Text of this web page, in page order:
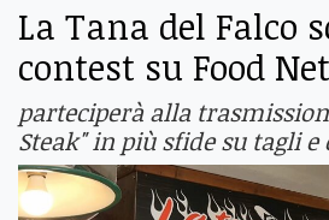
La Tana del Falco
contest su Food
parteciperà alla
Steak" in più sfide su tagli